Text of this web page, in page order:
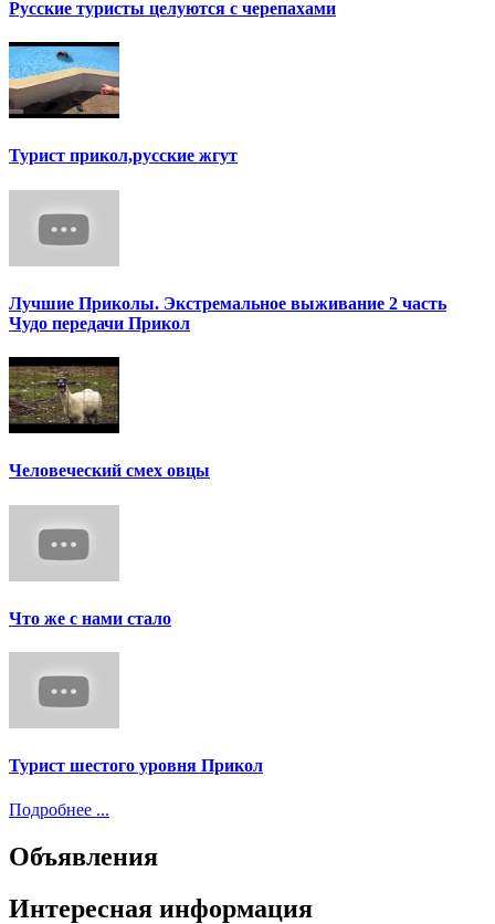
Русские туристы целуются с черепахами
Турист прикол,русские жгут
Лучшие Приколы. Экстремальное выживание 2 часть
Чудо передачи Прикол
Человеческий смех овцы
Что же с нами стало
Турист шестого уровня Прикол
Подробнее ...
Объявления
Интересная информация